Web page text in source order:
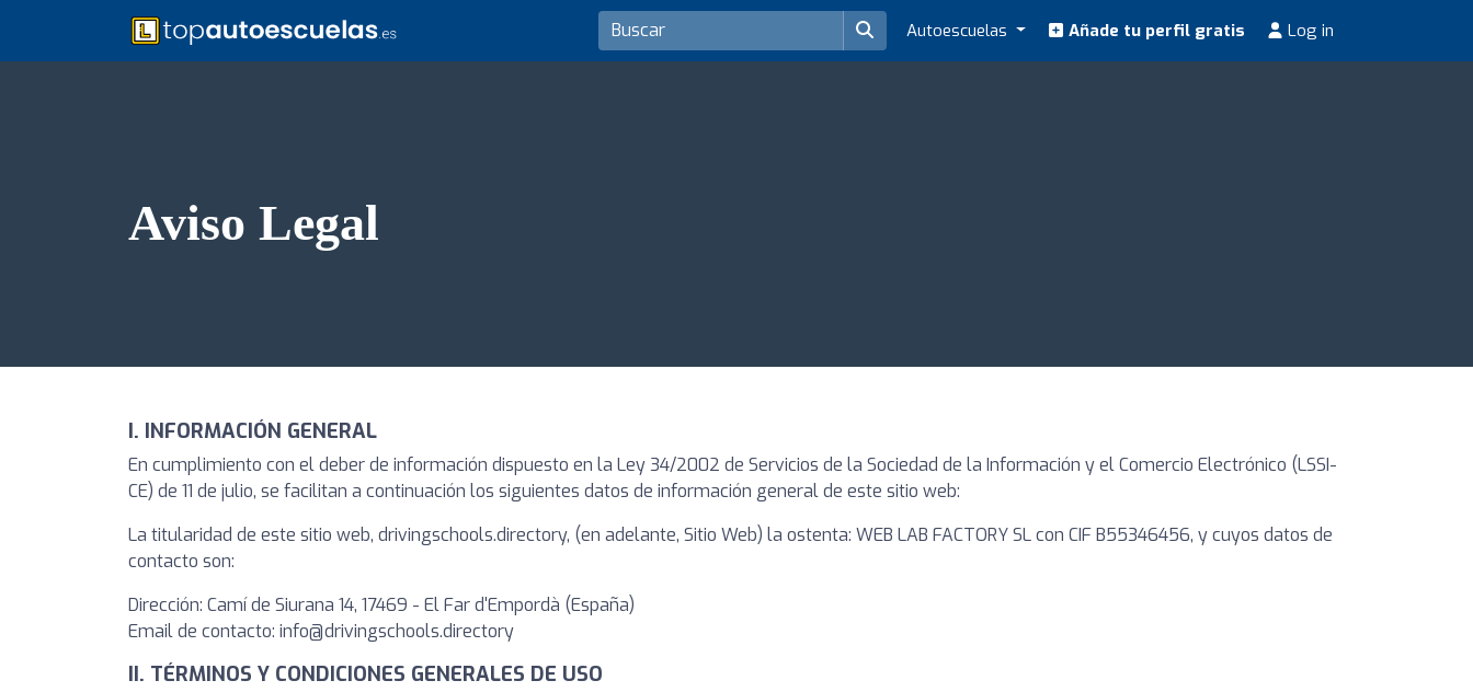
Autoescuelas Añade tu perfil gratis Log in
Aviso Legal
I. INFORMACIÓN GENERAL
En cumplimiento con el deber de información dispuesto en la Ley 34/2002 de Servicios de la Sociedad de la Información y el Comercio Electrónico (LSSI-
CE) de 11 de julio, se facilitan a continuación los siguientes datos de información general de este sitio web:
La titularidad de este sitio web, drivingschools.directory, (en adelante, Sitio Web) la ostenta: WEB LAB FACTORY SL con CIF B55346456, y cuyos datos de
contacto son:
Dirección: Camí de Siurana 14, 17469 - El Far d'Empordà (España)
Email de contacto: info@drivingschools.directory
II. TÉRMINOS Y CONDICIONES GENERALES DE USO